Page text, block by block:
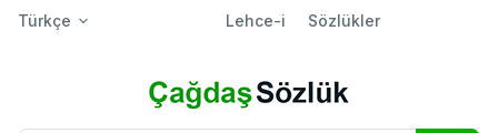
Türkçe Lehce-i Sözlükler